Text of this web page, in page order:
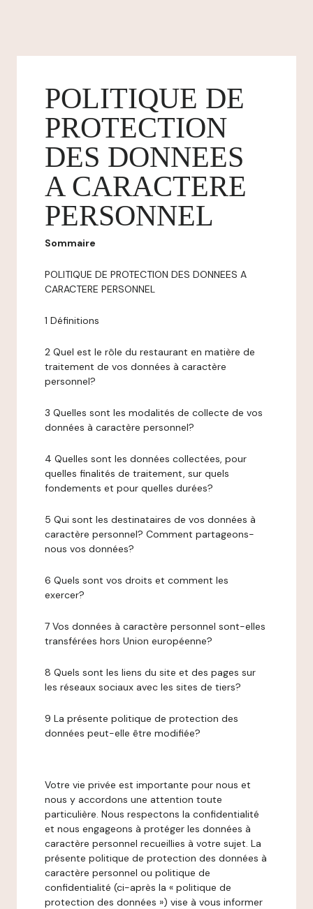
POLITIQUE DE
PROTECTION
DES DONNEES
A CARACTERE
PERSONNEL
Sommaire
POLITIQUE DE PROTECTION DES DONNEES A
CARACTERE PERSONNEL
1 Définitions
2 Quel est le rôle du restaurant en matière de
traitement de vos données à caractère
personnel?
3 Quelles sont les modalités de collecte de vos
données à caractère personnel?
4 Quelles sont les données collectées, pour
quelles finalités de traitement, sur quels
fondements et pour quelles durées?
5 Qui sont les destinataires de vos données à
caractère personnel? Comment partageons-
nous vos données?
6 Quels sont vos droits et comment les
exercer?
7 Vos données à caractère personnel sont-elles
transférées hors Union européenne?
8 Quels sont les liens du site et des pages sur
les réseaux sociaux avec les sites de tiers?
9 La présente politique de protection des
données peut-elle être modifiée?
Votre vie privée est importante pour nous et
nous y accordons une attention toute
particulière. Nous respectons la confidentialité
et nous engageons à protéger les données à
caractère personnel recueillies à votre sujet. La
présente politique de protection des données à
caractère personnel ou politique de
confidentialité (ci-après la « politique de
protection des données ») vise à vous informer